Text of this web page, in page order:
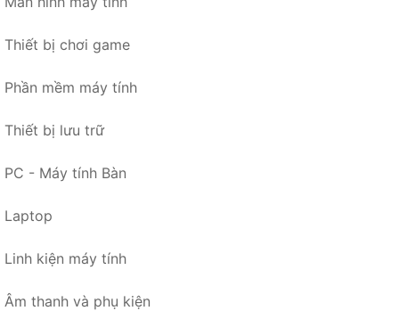
Thiết bị chơi game
Phần mềm máy tính
Thiết bị lưu trữ
PC - Máy tính Bàn
Laptop
Linh kiện máy tính
Âm thanh và phụ kiện